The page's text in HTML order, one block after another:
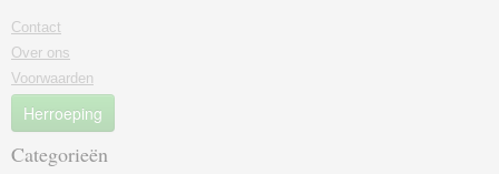
Contact
Over ons
Voorwaarden
Herroeping
Categorieën